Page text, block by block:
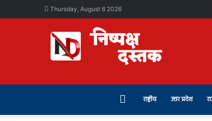
Thursday, August 6 2026
राष्ट्रीय उत्तर प्रदेश